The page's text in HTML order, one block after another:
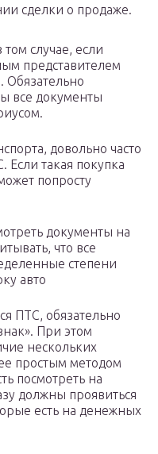
сделки о продаже.
случае, если
представителем
Обязательно
все документы
довольно часто
Если такая покупка
попросту
документы на
что все
степени
авто
ПТС, обязательно
При этом
нескольких
простым методом
посмотреть на
должны проявиться
есть на денежных